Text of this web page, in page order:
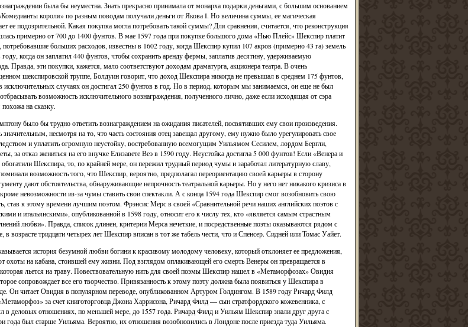
была бы неуместна. Знать прекрасно принимала от монарха подарки деньгами, с большим основанием
короля» по разным поводам получали деньги от Якова I. Но величина суммы, ее магическая
ее подозрительной. Какая покупка могла потребовать такой суммы? Для сравнения, считается, что реконструкция
примерно от 700 до 1400 фунтов. В мае 1597 года при покупке большого дома «Нью Плейс» Шекспир платит
больших расходов, известны в 1602 году, когда Шекспир купил 107 акров (примерно 43 га) земель
когда он заплатил 440 фунтов, чтобы сохранить аренду фермы, заплатив десятину, удерживаемую
Правда, эти покупки, кажется, мало соответствуют доходам драматурга, акционера театра. В очень
шекспировской труппе, Болдуин говорит, что доход Шекспира никогда не превышал в среднем 175 фунтов,
в исключительных случаях он достигал 250 фунтов в год. Но в период, которым мы занимаемся, он еще не был
возможность исключительного вознаграждения, полученного лично, даже если исходящая от сэра
на сказку.
было бы трудно ответить вознаграждением на ожидания писателей, посвятивших ему свои произведения.
значительным, несмотря на то, что часть состояния отец завещал другому, ему нужно было урегулировать свое
и уплатить огромную неустойку, востребованную всемогущим Уильямом Сесилем, лордом Бергли,
за отказ жениться на его внучке Елизавете Веэ в 1590 году. Неустойка достигла 5 000 фунтов! Если «Венера и
Шекспира, то, по крайней мере, он пережил трудный период чумы и заработал литературную славу,
возможность того, что Шекспир, вероятно, предполагал переориентацию своей карьеры в сторону
дают обстоятельства, обнаруживающие непрочность театральной карьеры. Но у него нет никакого кризиса в
невозможности из-за чумы ставить свои спектакли. А с конца 1594 года Шекспир смог возобновить свою
став к этому времени лучшим поэтом. Фрэнсис Мерс в своей «Сравнительной речи наших английских поэтов с
и итальянскими», опубликованной в 1598 году, относит его к числу тех, кто «является самым страстным
любви». Правда, список длинен, критерии Мерса нечеткие, и посредственные поэты оказываются рядом с
в возрасте тридцати четырех лет Шекспир вписан в тот же табель чести, что и Спенсер. Сидней или Томас Уайет.
история безумной любви богини к красивому молодому человеку, который отклоняет ее предложения,
охоты на кабана, стоившей ему жизни. Под взглядом оплакивающей его смерть Венеры он превращается в
льется на траву. Повествовательную нить для своей поэмы Шекспир нашел в «Метаморфозах» Овидия
сопровождает все его творчество. Привязанность к этому поэту должна была появиться у Шекспира в
Он читает Овидия в популярном переводе, опубликованном Артуром Голдингом. В 1589 году Ричард Филд
за счет книготорговца Джона Харрисона, Ричард Филд — сын стратфордского кожевенника, с
деловых отношениях, по меньшей мере, до 1557 года. Ричард Филд и Уильям Шекспир знали друг друга с
года был старше Уильяма. Вероятно, их отношения возобновились в Лондоне после приезда туда Уильяма.